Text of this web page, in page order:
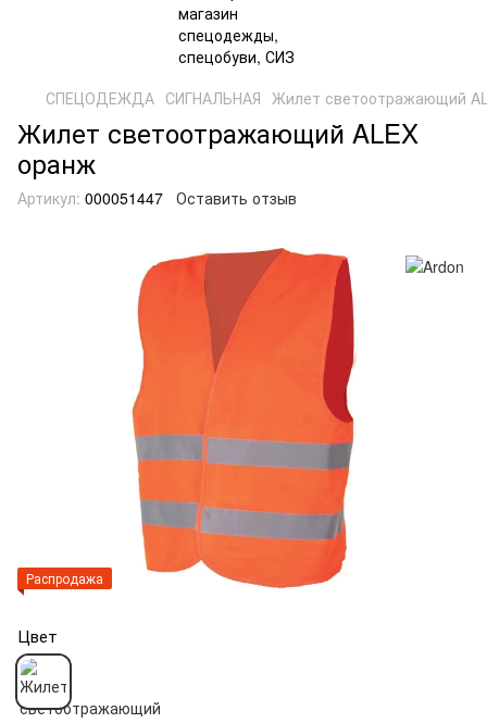
СПЕЦОДЕЖДА СИГНАЛЬНАЯ Жилет светоотражающий
Жилет светоотражающий ALEX
оранж
Артикул: 000051447 Оставить отзыв
Распродажа
Цвет